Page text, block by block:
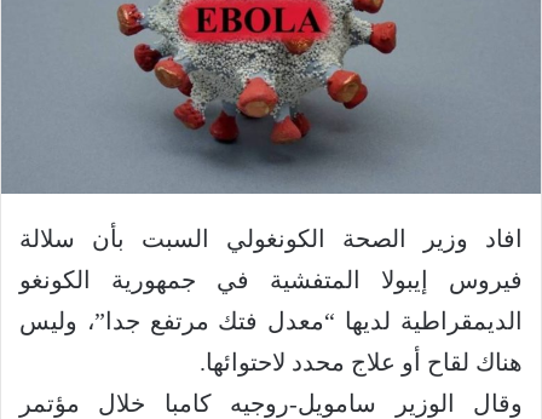
افاد وزير الصحة الكونغولي السبت بأن سلالة
فيروس إيبولا المتفشية في جمهورية الكونغو
الديمقراطية لديها “معدل فتك مرتفع جدا”، وليس
هناك لقاح أو علاج محدد لاحتوائها.
وقال الوزير سامويل-روجيه كامبا خلال مؤتمر